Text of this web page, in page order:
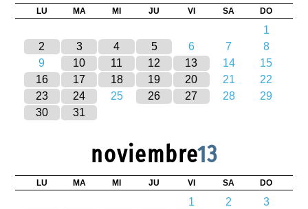
LU MA MI JU VI SA DO
1
2
3 4 5 6 7
8
9
10 11 12 13 14
15
16
17 18 19 20 21
22
23
24 25 26 27 28
29
30
31
noviembre13
LU MA MI JU VI SA DO
1 2
3